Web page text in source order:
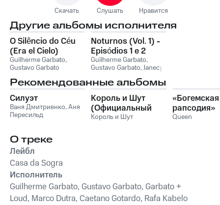
Скачать Слушать Нравится
Другие альбомы исполнителя
O Silêncio do Céu
(Era el Cielo)
Guilherme Garbato,
Gustavo Garbato
Noturnos (Vol. 1) -
Episódios 1 e 2
Guilherme Garbato,
Gustavo Garbato,Janecy
Garbato +
Loud
Рекомендованные альбомы
Силуэт
Ваня Дмитриенко,Аня
Пересильд
Король и Шут
(Официальный
саундтрек), Часть
Король и Шут
«Богемская
рапсодия»
Queen
О треке
Лейбл
Casa da Sogra
Исполнитель
Guilherme Garbato, Gustavo Garbato, Garbato +
Loud, Marco Dutra, Caetano Gotardo, Rafa Kabelo